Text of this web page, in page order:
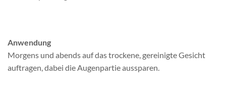
Anwendung
Morgens und abends auf das trockene, gereinigte Gesicht
auftragen, dabei die Augenpartie aussparen.